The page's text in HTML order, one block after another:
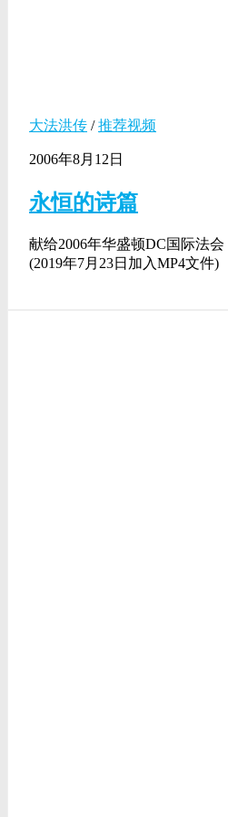
大法洪传 /推荐视频
2006年8月12日
永恒的诗篇
献给2006年华盛顿DC国际法会
(2019年7月23日加入MP4文件)